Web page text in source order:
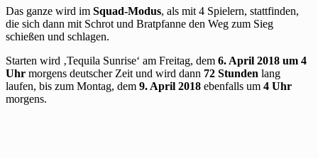
Das ganze wird im Squad-Modus, als mit 4 Spielern, stattfinden,
die sich dann mit Schrot und Bratpfanne den Weg zum Sieg
schießen und schlagen.
Starten wird ‚Tequila Sunrise‘ am Freitag, dem 6. April 2018 um 4
Uhr morgens deutscher Zeit und wird dann 72 Stunden lang
laufen, bis zum Montag, dem 9. April 2018 ebenfalls um 4 Uhr
morgens.